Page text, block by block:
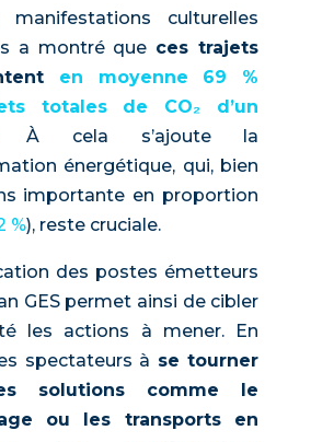
manifestations culturelles
a montré que ces trajets
en moyenne 69 %
totales de CO₂ d’un
À cela s’ajoute la
énergétique, qui, bien
importante en proportion
%), reste cruciale.
des postes émetteurs
GES permet ainsi de cibler
les actions à mener. En
spectateurs à se tourner
solutions comme le
ou les transports en